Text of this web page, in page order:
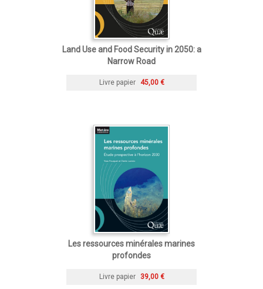
Land Use and Food Security in 2050: a
Narrow Road
Livre papier 45,00 €
Les ressources minérales marines
profondes
Livre papier 39,00 €